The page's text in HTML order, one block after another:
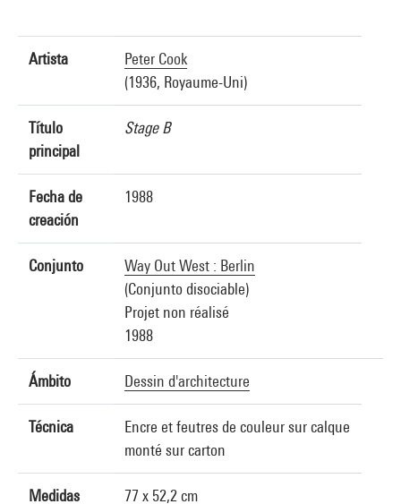
Artista
Peter Cook
(1936, Royaume-Uni)
Título
principal
Stage B
Fecha de
creación
1988
Conjunto
Way Out West : Berlin
(Conjunto disociable)
Projet non réalisé
1988
Ámbito Dessin d'architecture
Técnica
Encre et feutres de couleur sur calque
monté sur carton
Medidas 77 x 52,2 cm